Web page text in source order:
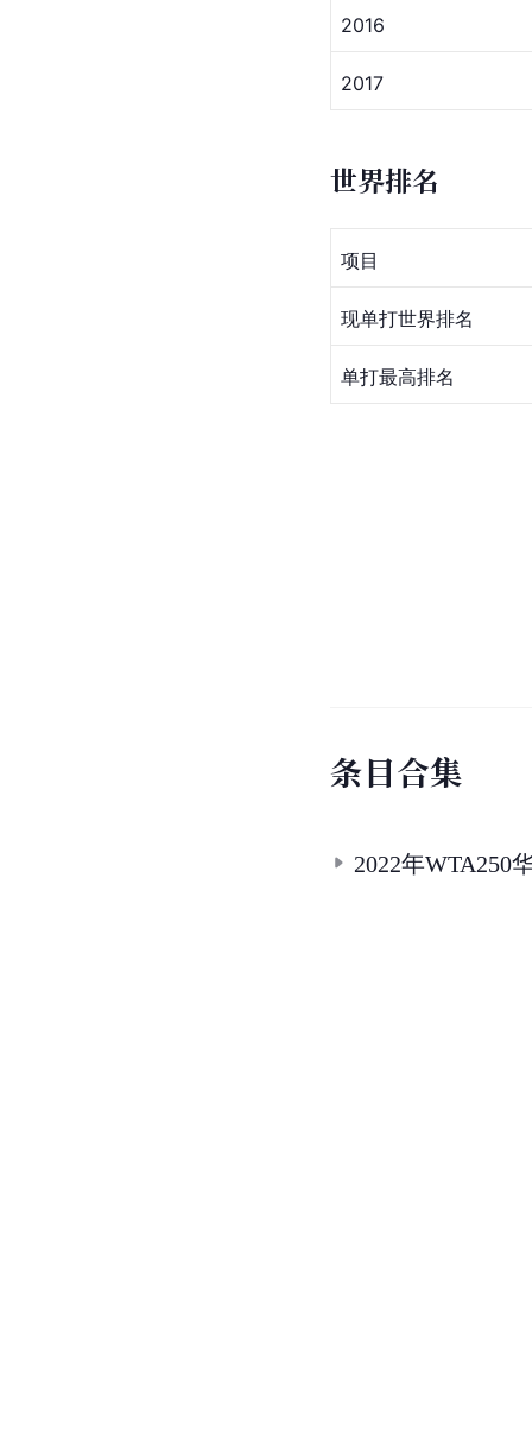
2016
2017
世界排名
项目
现单打世界排名
单打最高排名
条目合集
2022年WTA250